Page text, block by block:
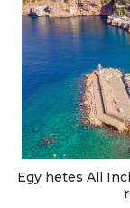
Egy hetes All